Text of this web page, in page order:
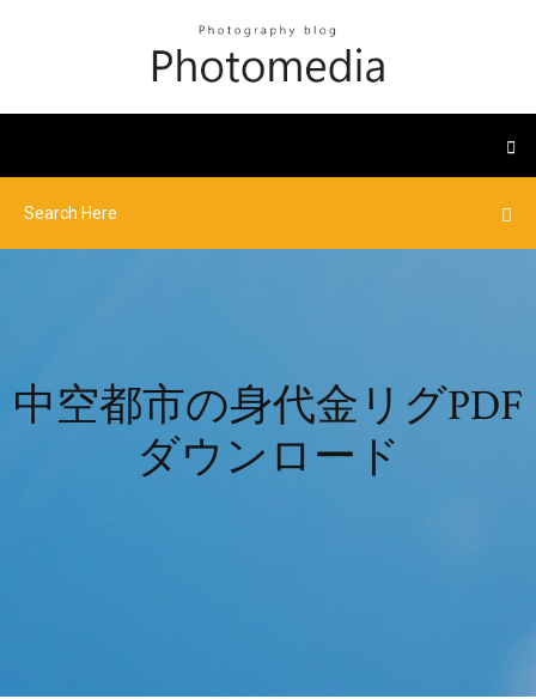
中空都市の身代金リグPDF
ダウンロード